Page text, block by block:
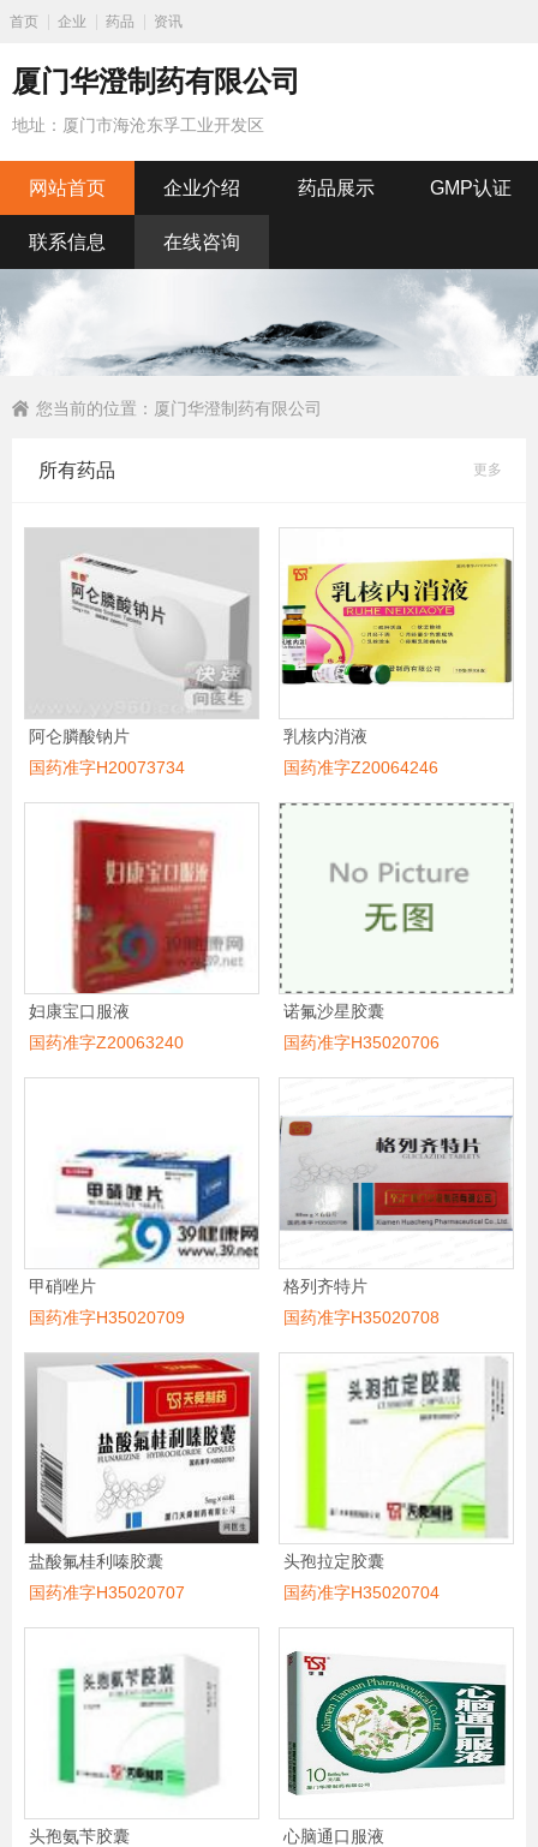
首页 企业 药品 资讯
厦门华澄制药有限公司
地址：厦门市海沧东孚工业开发区
网站首页 企业介绍 药品展示 GMP认证
联系信息 在线咨询
您当前的位置： 厦门华澄制药有限公司
所有药品 更多
阿仑膦酸钠片
国药准字H20073734
乳核内消液
国药准字Z20064246
妇康宝口服液
国药准字Z20063240
诺氟沙星胶囊
国药准字H35020706
甲硝唑片
国药准字H35020709
格列齐特片
国药准字H35020708
盐酸氟桂利嗪胶囊
国药准字H35020707
头孢拉定胶囊
国药准字H35020704
头孢氨苄胶囊
心脑通口服液